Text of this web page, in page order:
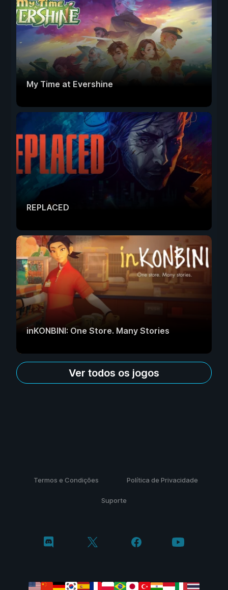
My Time at Evershine
REPLACED
inKONBINI: One Store. Many Stories
Ver todos os jogos
Termos e Condições Política de Privacidade
Suporte